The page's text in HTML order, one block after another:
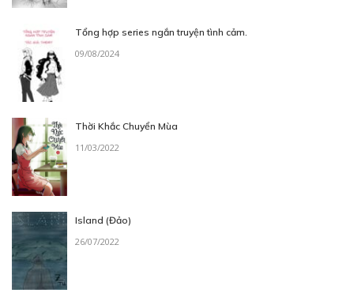
Tổng hợp series ngắn truyện tình cảm.
09/08/2024
Thời Khắc Chuyển Mùa
11/03/2022
Island (Đảo)
26/07/2022